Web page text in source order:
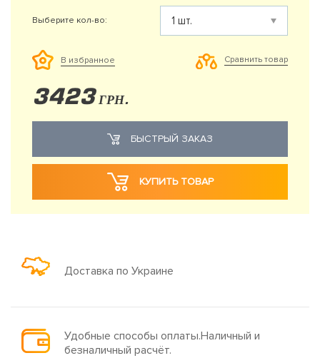
Выберите кол-во:
В избранное Сравнить товар
3423 ГРН.
БЫСТРЫЙ ЗАКАЗ
КУПИТЬ ТОВАР
Доставка по Украине
Удобные способы оплаты.Наличный и
безналичный расчёт.